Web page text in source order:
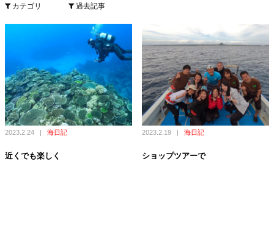
カテゴリ 過去記事
2023.2.24 | 海日記
近くでも楽しく
2023.2.19 | 海日記
ショップツアーで